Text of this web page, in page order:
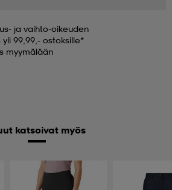
ja vaihto-oikeuden
99,99,- ostoksille*
myymälään
katsoivat myös